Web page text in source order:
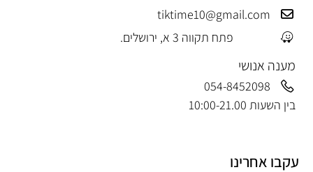
tiktime10@gmail.com
פתח תקווה 3 א, ירושלים.
מענה אנושי
054-8452098
בין השעות 10:00-21.00
עקבו אחרינו